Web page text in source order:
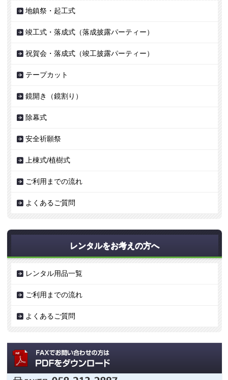
地鎮祭・起工式
竣工式・落成式（落成披露パーティー）
祝賀会・落成式（竣工披露パーティー）
テープカット
鏡開き（鏡割り）
除幕式
安全祈願祭
上棟式/植樹式
ご利用までの流れ
よくあるご質問
レンタルをお考えの方へ
レンタル用品一覧
ご利用までの流れ
よくあるご質問